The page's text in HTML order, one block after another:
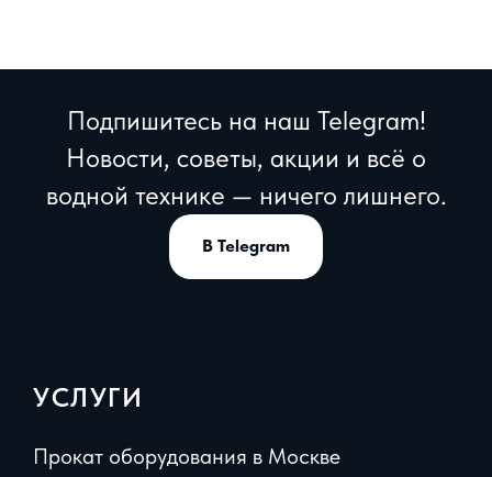
Подпишитесь на наш Telegram!
Новости, советы, акции и всё о
водной технике — ничего лишнего.
В Telegram
УСЛУГИ
Прокат оборудования в Москве